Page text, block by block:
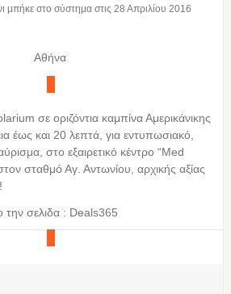
στο σύστημα στις 28 Απριλίου 2016
Αθήνα
σε οριζόντια καμπίνα Αμερικάνικης
έως και 20 λεπτά, για εντυπωσιακό,
στο εξαιρετικό κέντρο “Med
σταθμό Αγ. Αντωνίου, αρχικής αξίας
σελιδα : Deals365